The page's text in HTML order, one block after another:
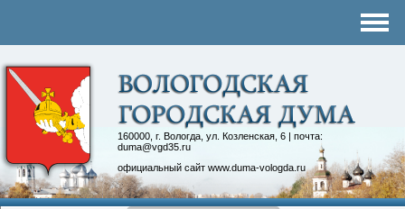
160000, г. Вологда, ул. Козленская, 6 | почта:
duma@vgd35.ru
официальный сайт www.duma-vologda.ru
Контакты
Депутатские объединения